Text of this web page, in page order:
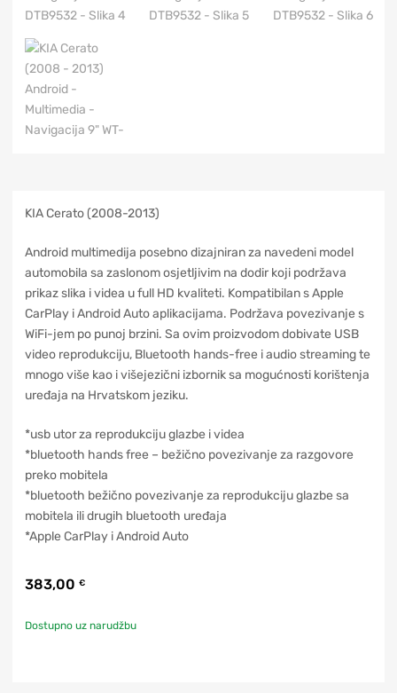
KIA Cerato (2008-2013)
Android multimedija posebno dizajniran za navedeni model
automobila sa zaslonom osjetljivim na dodir koji podržava
prikaz slika i videa u full HD kvaliteti. Kompatibilan s Apple
CarPlay i Android Auto aplikacijama. Podržava povezivanje s
WiFi-jem po punoj brzini. Sa ovim proizvodom dobivate USB
video reprodukciju, Bluetooth hands-free i audio streaming te
mnogo više kao i višejezični izbornik sa mogućnosti korištenja
uređaja na Hrvatskom jeziku.
*usb utor za reprodukciju glazbe i videa
*bluetooth hands free – bežično povezivanje za razgovore
preko mobitela
*bluetooth bežično povezivanje za reprodukciju glazbe sa
mobitela ili drugih bluetooth uređaja
*Apple CarPlay i Android Auto
383,00 €
Dostupno uz narudžbu